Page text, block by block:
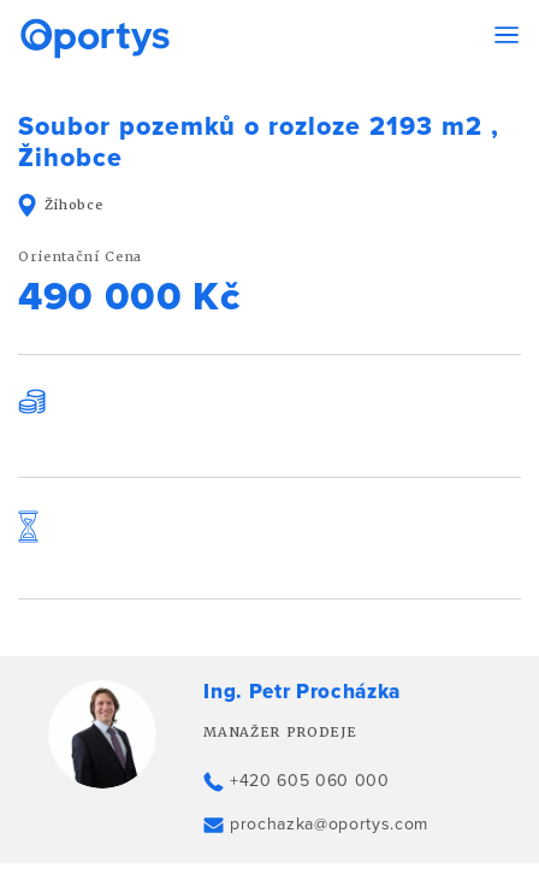
Soubor pozemků o rozloze 2193 m2 ,
Žihobce
Žihobce
Orientační Cena
490 000 Kč
Ing. Petr Procházka
MANAŽER PRODEJE
+420 605 060 000
prochazka@oportys.com